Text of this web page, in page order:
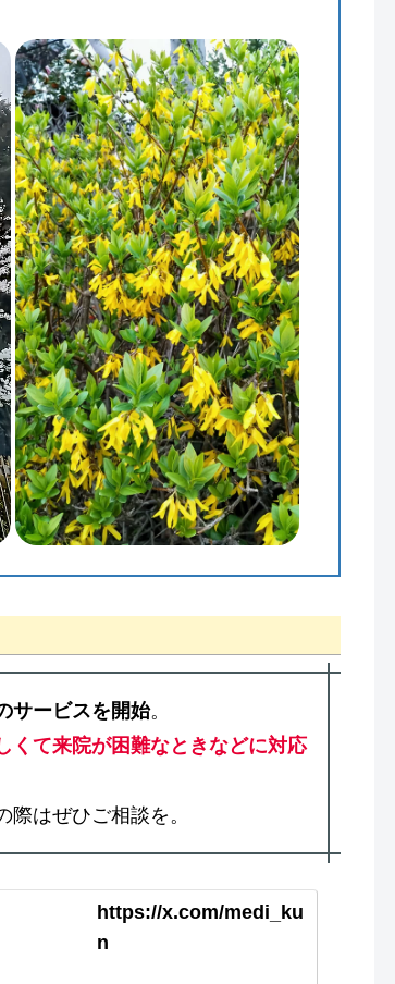
サービスを開始。
くて来院が困難なときなどに対応
はぜひご相談を。
https://x.com/medi_ku
n